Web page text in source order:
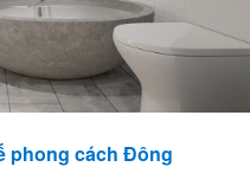
phong cách Đông